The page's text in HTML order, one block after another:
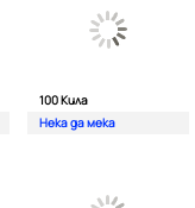
100 Кила
Нека да мека